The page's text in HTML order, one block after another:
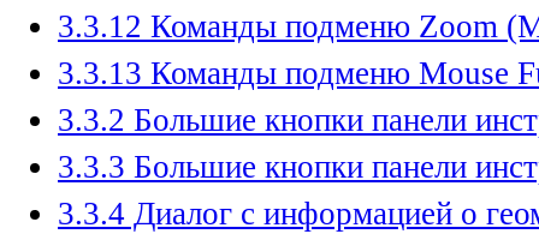
3.3.12 Команды подменю Zoom
3.3.13 Команды подменю Mouse
3.3.2 Большие кнопки панели
3.3.3 Большие кнопки панели
3.3.4 Диалог с информацией о